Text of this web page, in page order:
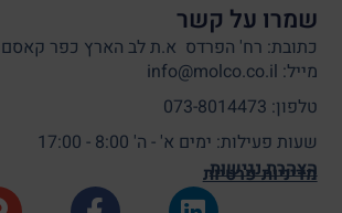
שמרו על קשר
כתובת: רח' הפרדס א.ת לב הארץ כפר קאסם
מייל: info@molco.co.il
טלפון: 073-8014473
שעות פעילות: ימים א' - ה' 8:00 - 17:00
הצהרת נגישות
מדיניות פרטיות